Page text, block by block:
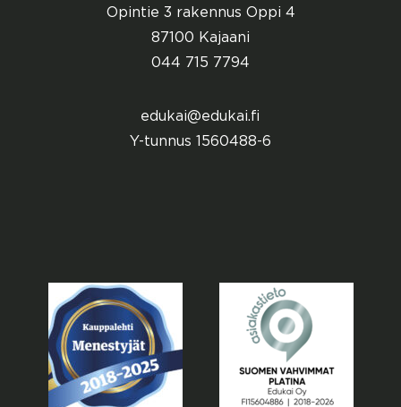
Opintie 3 rakennus Oppi 4
87100 Kajaani
044 715 7794
edukai@edukai.fi
Y-tunnus 1560488-6